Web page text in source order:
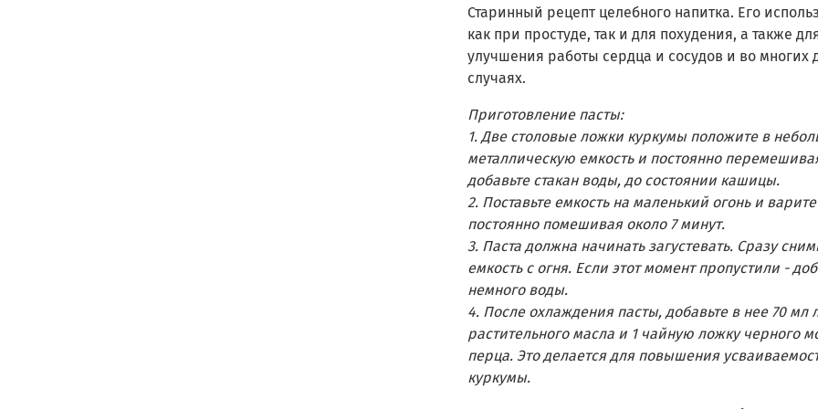
ознакомиться с ними в разделе "Для
"Уксус, чеснок, специи"
Старинный рецепт целебного напитка. Его
как при простуде, так и для похудения, а также
улучшения работы сердца и сосудов и во многих
случаях.
Приготовление пасты:
1. Две столовые ложки куркумы положите в
металлическую емкость и постоянно
добавьте стакан воды, до состоянии кашицы.
2. Поставьте емкость на маленький огонь и варите
постоянно помешивая около 7 минут.
3. Паста должна начинать загустевать. Сразу
емкость с огня. Если этот момент пропустили -
немного воды.
4. После охлаждения пасты, добавьте в нее 70 мл
растительного масла и 1 чайную ложку черного
перца. Это делается для повышения
куркумы.